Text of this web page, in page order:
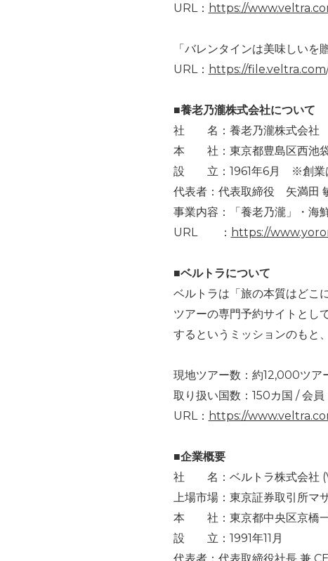
URL： https://
「バレンタインは美味しいを
URL： https://
■養老乃瀧株式会社について
社 名：養老乃瀧株式会社
本 社：東京都豊島区西池袋
設 立：1961年6月 ※創業は
代表者：代表取締役 矢満田
事業内容：「養老乃瀧」・海
URL ： https://
■ベルトラについて
ベルトラは「旅の本質はどこ
ツアーの専門予約サイトとし
するというミッションのもと
現地ツアー数：約12,000ツ
取り扱い国数：150カ国 / 会
URL： https://
■企業概要
社 名：ベルトラ株式会社
上場市場：東京証券取引所マ
本 社：東京都中央区京橋
設 立：1991年11月